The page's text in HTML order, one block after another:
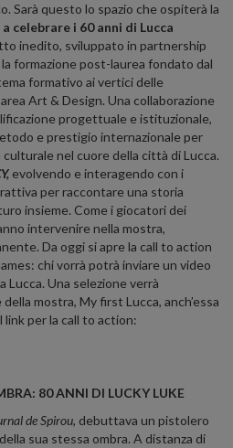
Sarà questo lo spazio che ospiterà la
celebrare i 60 anni di Lucca
inedito, sviluppato in partnership
formazione post-laurea fondato dal
formativo ai vertici delle
Art & Design. Una collaborazione
progettuale e istituzionale,
e prestigio internazionale per
nel cuore della città di Lucca.
evolvendo e interagendo con i
per raccontare una storia
insieme. Come i giocatori dei
intervenire nella mostra,
Da oggi si apre la call to action
chi vorrà potrà inviare un video
Lucca. Una selezione verrà
mostra, My first Lucca, anch’essa
per la call to action:
80 ANNI DI LUCKY LUKE
de Spirou, debuttava un pistolero
sua stessa ombra. A distanza di